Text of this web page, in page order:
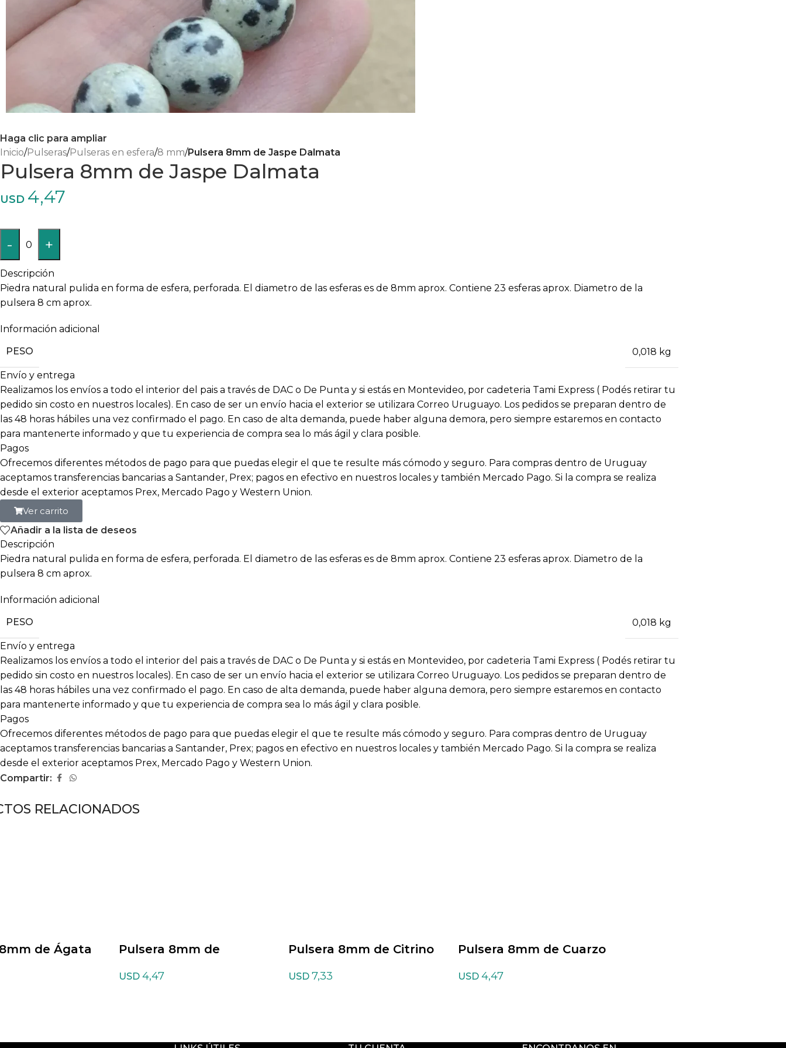
Haga clic para ampliar
Inicio/Pulseras/Pulseras en esfera/8 mm/Pulsera 8mm de Jaspe Dalmata
Pulsera 8mm de Jaspe Dalmata
USD 4,47
- 0 +
Descripción
Piedra natural pulida en forma de esfera, perforada. El diametro de las esferas es de 8mm aprox. Contiene 23 esferas aprox. Diametro de la
pulsera 8 cm aprox.
Información adicional
PESO
0,018 kg
Envío y entrega
Realizamos los envíos a todo el interior del pais a través de DAC o De Punta y si estás en Montevideo, por cadeteria Tami Express ( Podés retirar tu
pedido sin costo en nuestros locales). En caso de ser un envío hacia el exterior se utilizara Correo Uruguayo. Los pedidos se preparan dentro de
las 48 horas hábiles una vez confirmado el pago. En caso de alta demanda, puede haber alguna demora, pero siempre estaremos en contacto
para mantenerte informado y que tu experiencia de compra sea lo más ágil y clara posible.
Pagos
Ofrecemos diferentes métodos de pago para que puedas elegir el que te resulte más cómodo y seguro. Para compras dentro de Uruguay
aceptamos transferencias bancarias a Santander, Prex; pagos en efectivo en nuestros locales y también Mercado Pago. Si la compra se realiza
desde el exterior aceptamos Prex, Mercado Pago y Western Union.
Ver carrito
Añadir a la lista de deseos
Descripción
Piedra natural pulida en forma de esfera, perforada. El diametro de las esferas es de 8mm aprox. Contiene 23 esferas aprox. Diametro de la
pulsera 8 cm aprox.
Información adicional
PESO
0,018 kg
Envío y entrega
Realizamos los envíos a todo el interior del pais a través de DAC o De Punta y si estás en Montevideo, por cadeteria Tami Express ( Podés retirar tu
pedido sin costo en nuestros locales). En caso de ser un envío hacia el exterior se utilizara Correo Uruguayo. Los pedidos se preparan dentro de
las 48 horas hábiles una vez confirmado el pago. En caso de alta demanda, puede haber alguna demora, pero siempre estaremos en contacto
para mantenerte informado y que tu experiencia de compra sea lo más ágil y clara posible.
Pagos
Ofrecemos diferentes métodos de pago para que puedas elegir el que te resulte más cómodo y seguro. Para compras dentro de Uruguay
aceptamos transferencias bancarias a Santander, Prex; pagos en efectivo en nuestros locales y también Mercado Pago. Si la compra se realiza
desde el exterior aceptamos Prex, Mercado Pago y Western Union.
Compartir:
RELACIONADOS
de Ágata
Pulsera 8mm de
USD 4,47
Pulsera 8mm de Citrino
USD 7,33
Pulsera 8mm de Cuarzo
USD 4,47